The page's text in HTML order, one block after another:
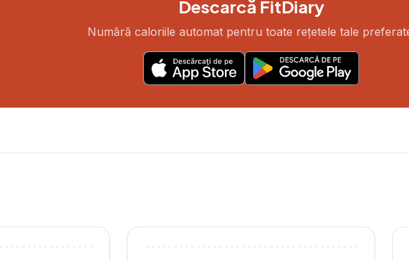
Descarcă FitDiary
Numără caloriile automat pentru toate rețetele tale